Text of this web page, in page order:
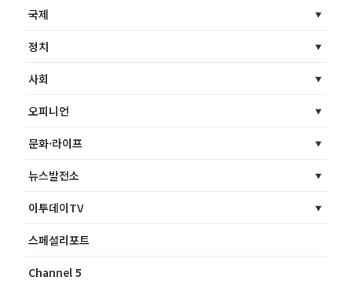
국제
정치
사회
오피니언
문화·라이프
뉴스발전소
이투데이TV
스페셜리포트
Channel 5